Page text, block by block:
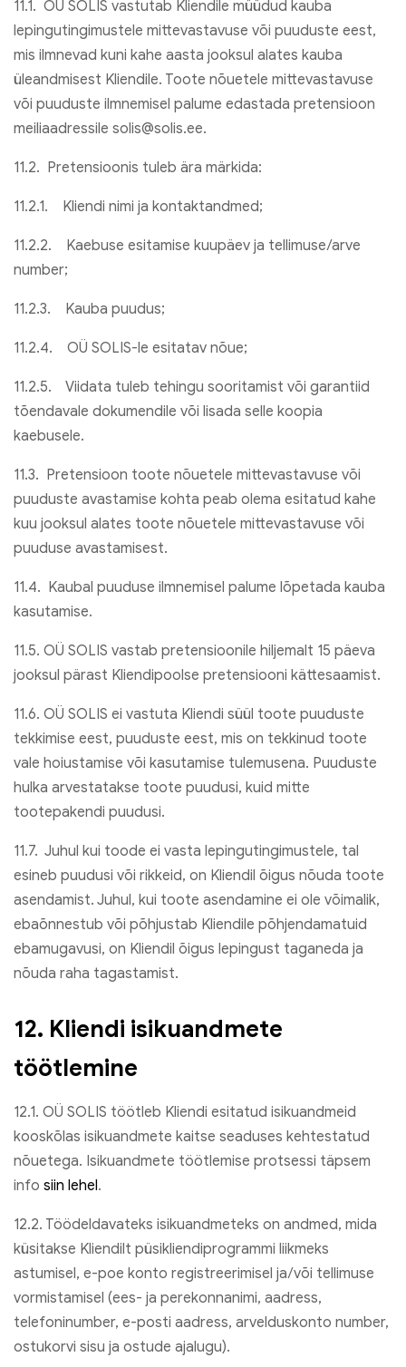
11.1. OÜ SOLIS vastutab Kliendile müüdud kauba
lepingutingimustele mittevastavuse või puuduste eest,
mis ilmnevad kuni kahe aasta jooksul alates kauba
üleandmisest Kliendile. Toote nõuetele mittevastavuse
või puuduste ilmnemisel palume edastada pretensioon
meiliaadressile solis@solis.ee.
11.2. Pretensioonis tuleb ära märkida:
11.2.1. Kliendi nimi ja kontaktandmed;
11.2.2. Kaebuse esitamise kuupäev ja tellimuse/arve
number;
11.2.3. Kauba puudus;
11.2.4. OÜ SOLIS-le esitatav nõue;
11.2.5. Viidata tuleb tehingu sooritamist või garantiid
tõendavale dokumendile või lisada selle koopia
kaebusele.
11.3. Pretensioon toote nõuetele mittevastavuse või
puuduste avastamise kohta peab olema esitatud kahe
kuu jooksul alates toote nõuetele mittevastavuse või
puuduse avastamisest.
11.4. Kaubal puuduse ilmnemisel palume lõpetada kauba
kasutamise.
11.5. OÜ SOLIS vastab pretensioonile hiljemalt 15 päeva
jooksul pärast Kliendipoolse pretensiooni kättesaamist.
11.6. OÜ SOLIS ei vastuta Kliendi süül toote puuduste
tekkimise eest, puuduste eest, mis on tekkinud toote
vale hoiustamise või kasutamise tulemusena. Puuduste
hulka arvestatakse toote puudusi, kuid mitte
tootepakendi puudusi.
11.7. Juhul kui toode ei vasta lepingutingimustele, tal
esineb puudusi või rikkeid, on Kliendil õigus nõuda toote
asendamist. Juhul, kui toote asendamine ei ole võimalik,
ebaõnnestub või põhjustab Kliendile põhjendamatuid
ebamugavusi, on Kliendil õigus lepingust taganeda ja
nõuda raha tagastamist.
12. Kliendi isikuandmete
töötlemine
12.1. OÜ SOLIS töötleb Kliendi esitatud isikuandmeid
kooskõlas isikuandmete kaitse seaduses kehtestatud
nõuetega. Isikuandmete töötlemise protsessi täpsem
info siin lehel.
12.2. Töödeldavateks isikuandmeteks on andmed, mida
küsitakse Kliendilt püsikliendiprogrammi liikmeks
astumisel, e-poe konto registreerimisel ja/või tellimuse
vormistamisel (ees- ja perekonnanimi, aadress,
telefoninumber, e-posti aadress, arvelduskonto number,
ostukorvi sisu ja ostude ajalugu).